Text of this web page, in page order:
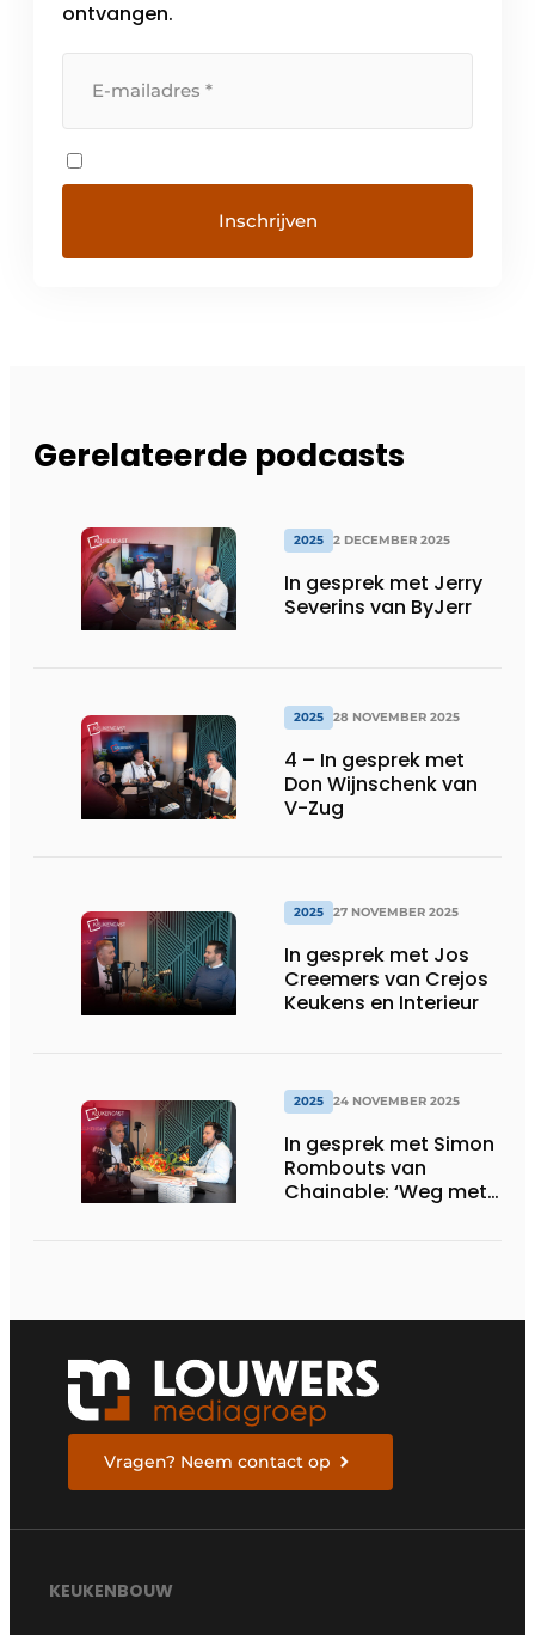
ontvangen.
Gerelateerde podcasts
2025 2 DECEMBER 2025
In gesprek met Jerry
Severins van ByJerr
2025 28 NOVEMBER 2025
4 – In gesprek met
Don Wijnschenk van
V-Zug
2025 27 NOVEMBER 2025
In gesprek met Jos
Creemers van Crejos
Keukens en Interieur
2025 24 NOVEMBER 2025
In gesprek met Simon
Rombouts van
Chainable: ‘Weg met
Vragen? Neem contact op
KEUKENBOUW